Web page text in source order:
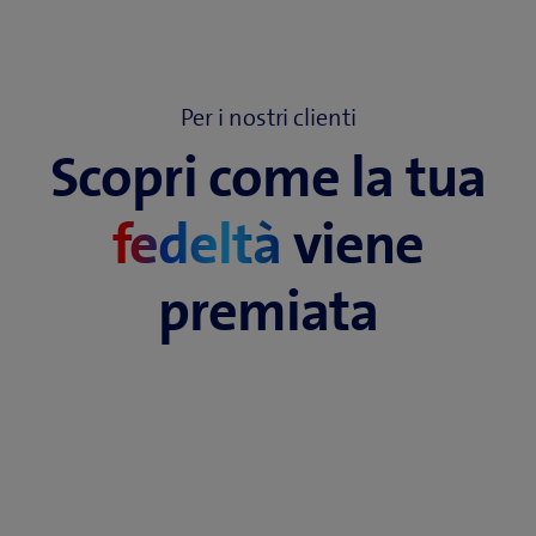
Per i nostri clienti
Scopri come la tua
fedeltàviene
premiata